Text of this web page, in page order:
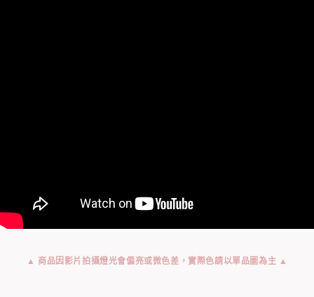
▲ 商品因影片拍攝燈光會偏亮或微色差，實際色請以單品圖為主 ▲